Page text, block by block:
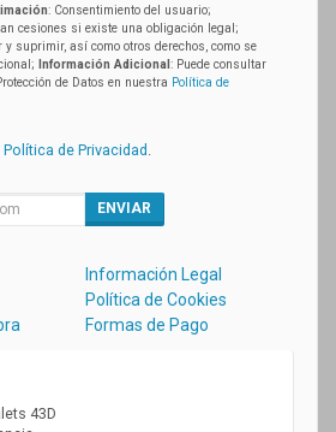
: Consentimiento del usuario;
cesiones si existe una obligación legal;
y suprimir, así como otros derechos, como se
Información Adicional : Puede consultar
de Datos en nuestra Política de
Política de Privacidad
ENVIAR
Información Legal
Política de Cookies
Formas de Pago
43D